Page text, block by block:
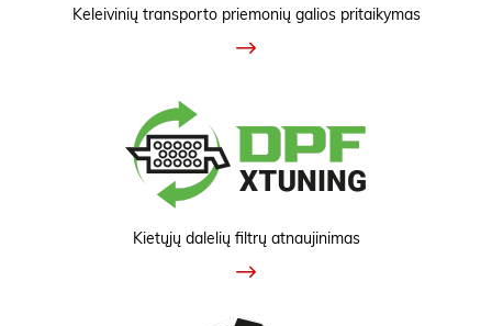
Keleivinių transporto priemonių galios pritaikymas
Kietųjų dalelių filtrų atnaujinimas